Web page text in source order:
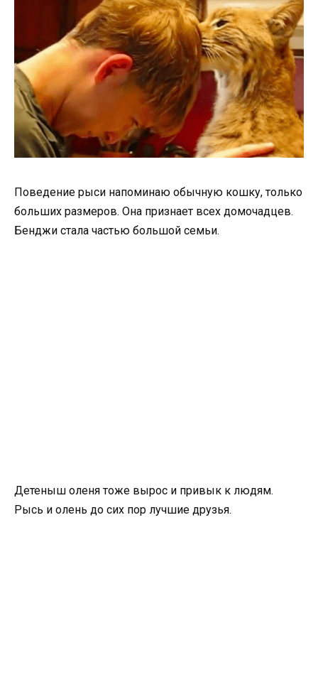
Поведение рыси напоминаю обычную кошку, только
больших размеров. Она признает всех домочадцев.
Бенджи стала частью большой семьи.
Детеныш оленя тоже вырос и привык к людям.
Рысь и олень до сих пор лучшие друзья.